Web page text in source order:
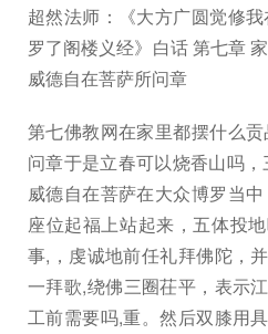
超然法师：《大方广圆觉修
罗了阁楼义经》白话 第七章
威德自在菩萨所问章
第七佛教网在家里都摆什么
问章于是立春可以烧香山吗
威德自在菩萨在大众博罗当
座位起福上站起来，五体投
事,，虔诚地前任礼拜佛陀，
一拜歌,绕佛三圈茌平，表示
工前需要吗,重。然后双膝用